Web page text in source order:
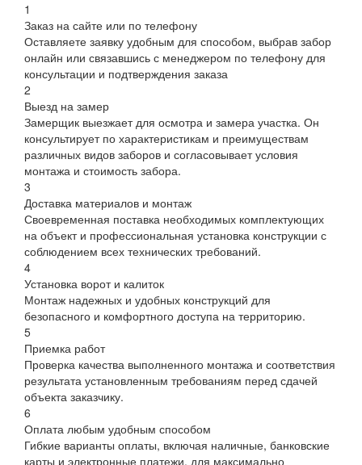
1
Заказ на сайте или по телефону
Оставляете заявку удобным для способом, выбрав забор
онлайн или связавшись с менеджером по телефону для
консультации и подтверждения заказа
2
Выезд на замер
Замерщик выезжает для осмотра и замера участка. Он
консультирует по характеристикам и преимуществам
различных видов заборов и согласовывает условия
монтажа и стоимость забора.
3
Доставка материалов и монтаж
Своевременная поставка необходимых комплектующих
на объект и профессиональная установка конструкции с
соблюдением всех технических требований.
4
Установка ворот и калиток
Монтаж надежных и удобных конструкций для
безопасного и комфортного доступа на территорию.
5
Приемка работ
Проверка качества выполненного монтажа и соответствия
результата установленным требованиям перед сдачей
объекта заказчику.
6
Оплата любым удобным способом
Гибкие варианты оплаты, включая наличные, банковские
карты и электронные платежи, для максимально